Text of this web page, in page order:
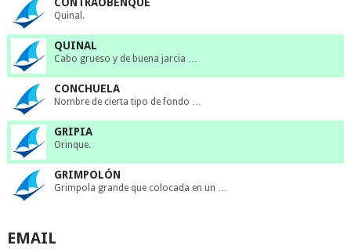
CONTRAOBENQUE
Quinal.
QUINAL
Cabo grueso y de buena jarcia …
CONCHUELA
Nombre de cierta tipo de fondo …
GRIPIA
Orinque.
GRIMPOLÓN
Grimpola grande que colocada en un …
EMAIL